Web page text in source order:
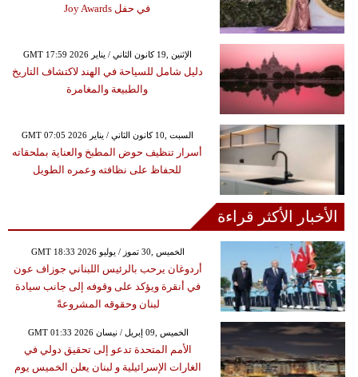
في حفل Joy Awards
GMT 17:59 2026 الإثنين ,19 كانون الثاني / يناير
دليل شامل للسياحة في الهند لاكتشاف التاريخ
والطبيعة والمغامرة
GMT 07:05 2026 السبت ,10 كانون الثاني / يناير
أسرار تنظيف حوض المطبخ والعناية بملحقاته
للحفاظ على نظافته وعمره الطويل
الأخبار الأكثر قراءة
GMT 18:33 2026 الخميس ,30 تموز / يوليو
أردوغان يرحب بالرئيس اللبناني جوزاف عون
في أنقرة ويؤكد على وقوفه إلى جانب سيادة
لبنان وحقوقه المشروعةً
GMT 01:33 2026 الخميس ,09 إبريل / نيسان
الأمم المتحدة تدعو إلى تحقيق دولي في
الغارات الإسرائيلية و لبنان يعلن الخميس يوم